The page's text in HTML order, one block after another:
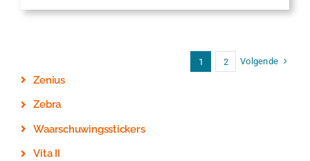
Zenius
Zebra
Waarschuwingsstickers
Vita II
1 2 Volgende